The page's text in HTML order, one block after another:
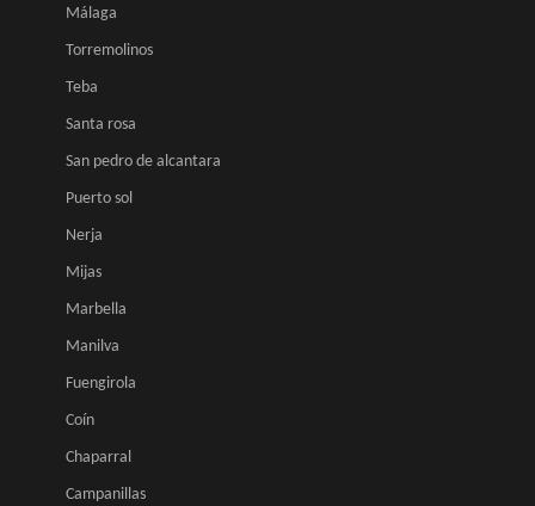
Málaga
Torremolinos
Teba
Santa rosa
San pedro de alcantara
Puerto sol
Nerja
Mijas
Marbella
Manilva
Fuengirola
Coín
Chaparral
Campanillas